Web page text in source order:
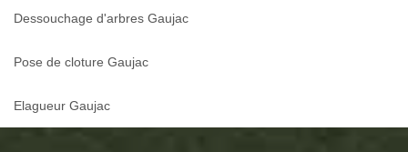
Dessouchage d'arbres Gaujac
Pose de cloture Gaujac
Elagueur Gaujac